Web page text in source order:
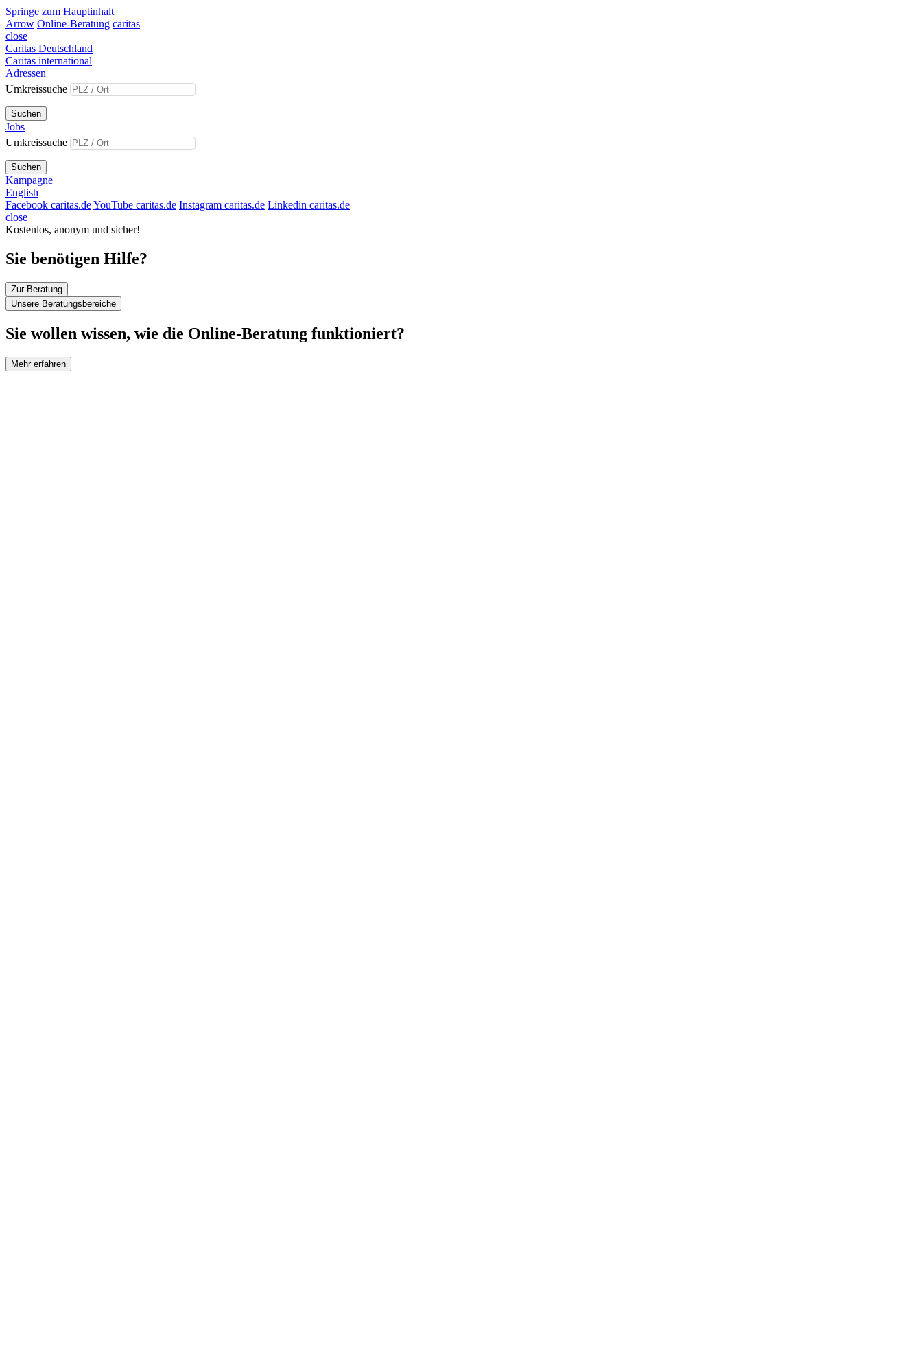
Springe zum Hauptinhalt
Arrow Online-Beratung caritas
close
Caritas Deutschland
Caritas international
Adressen
Umkreissuche
Suchen
Jobs
Umkreissuche
Suchen
Kampagne
English
Facebook caritas.deYouTube caritas.de Instagram caritas.de Linkedin caritas.de
close
Kostenlos, anonym und sicher!
Sie benötigen Hilfe?
Zur Beratung
Unsere Beratungsbereiche
Sie wollen wissen, wie die Online-Beratung funktioniert?
Mehr erfahren